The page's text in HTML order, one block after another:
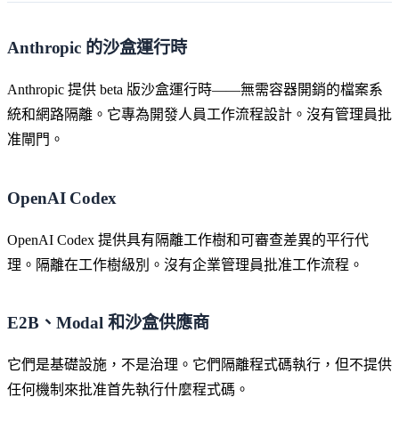
Anthropic 的沙盒運行時
Anthropic 提供 beta 版沙盒運行時——無需容器開銷的檔案系
統和網路隔離。它專為開發人員工作流程設計。沒有管理員批
准閘門。
OpenAI Codex
OpenAI Codex 提供具有隔離工作樹和可審查差異的平行代
理。隔離在工作樹級別。沒有企業管理員批准工作流程。
E2B、Modal 和沙盒供應商
它們是基礎設施，不是治理。它們隔離程式碼執行，但不提供
任何機制來批准首先執行什麼程式碼。